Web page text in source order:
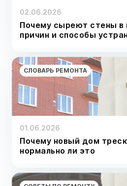
02.06.2026
Почему сыреют стены в
причин и способы
СЛОВАРЬ РЕМОНТА
01.06.2026
Почему новый дом
нормально ли это